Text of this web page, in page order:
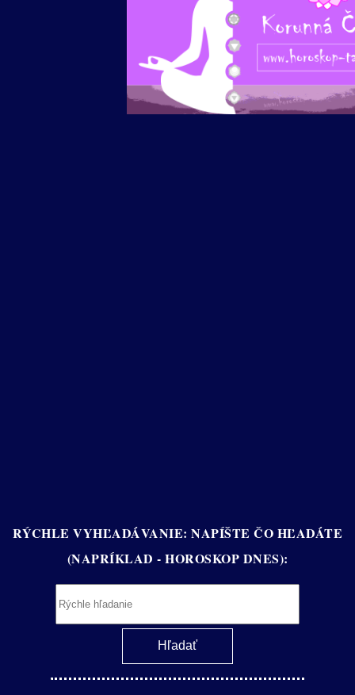
RÝCHLE VYHĽADÁVANIE: NAPÍŠTE ČO HĽADÁTE
(NAPRÍKLAD - HOROSKOP DNES):